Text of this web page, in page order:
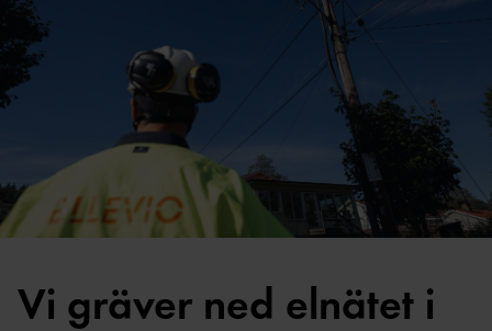
Vi gräver ned elnätet i